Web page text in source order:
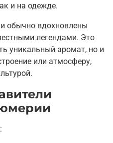
и на одежде.
обычно вдохновлены
легендами. Это
уникальный аромат, но и
или атмосферу,